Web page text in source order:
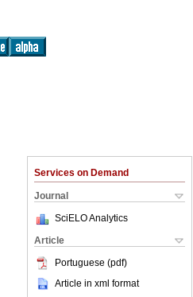
Services on Demand
Journal
SciELO Analytics
Article
Portuguese (pdf)
Article in xml format